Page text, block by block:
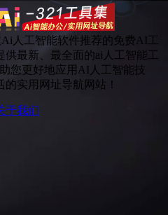
人工智能软件推荐的免费AI工
最新、最全面的ai人工智能工
您更好地应用AI人工智能技
实用网址导航网站！
于我们